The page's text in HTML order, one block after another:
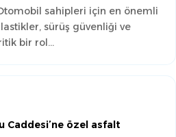
sahipleri için en önemli
sürüş güvenliği ve
bir rol…
Caddesi’ne özel asfalt